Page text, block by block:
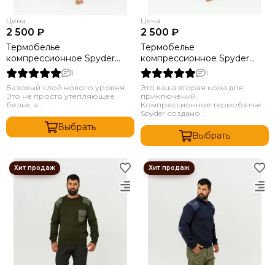
Цена
2 500 ₽
Термобелье
компрессионное Spyder
Черный
1
Базовый слой нового уровня.
Это не просто утепляющее
белье, а...
Выбрать
Цена
2 500 ₽
Термобелье
компрессионное Spyder
Олива
1
Это ваша вторая кожа для
приключений.
Компрессионное термобелье
Spyder создано...
Выбрать